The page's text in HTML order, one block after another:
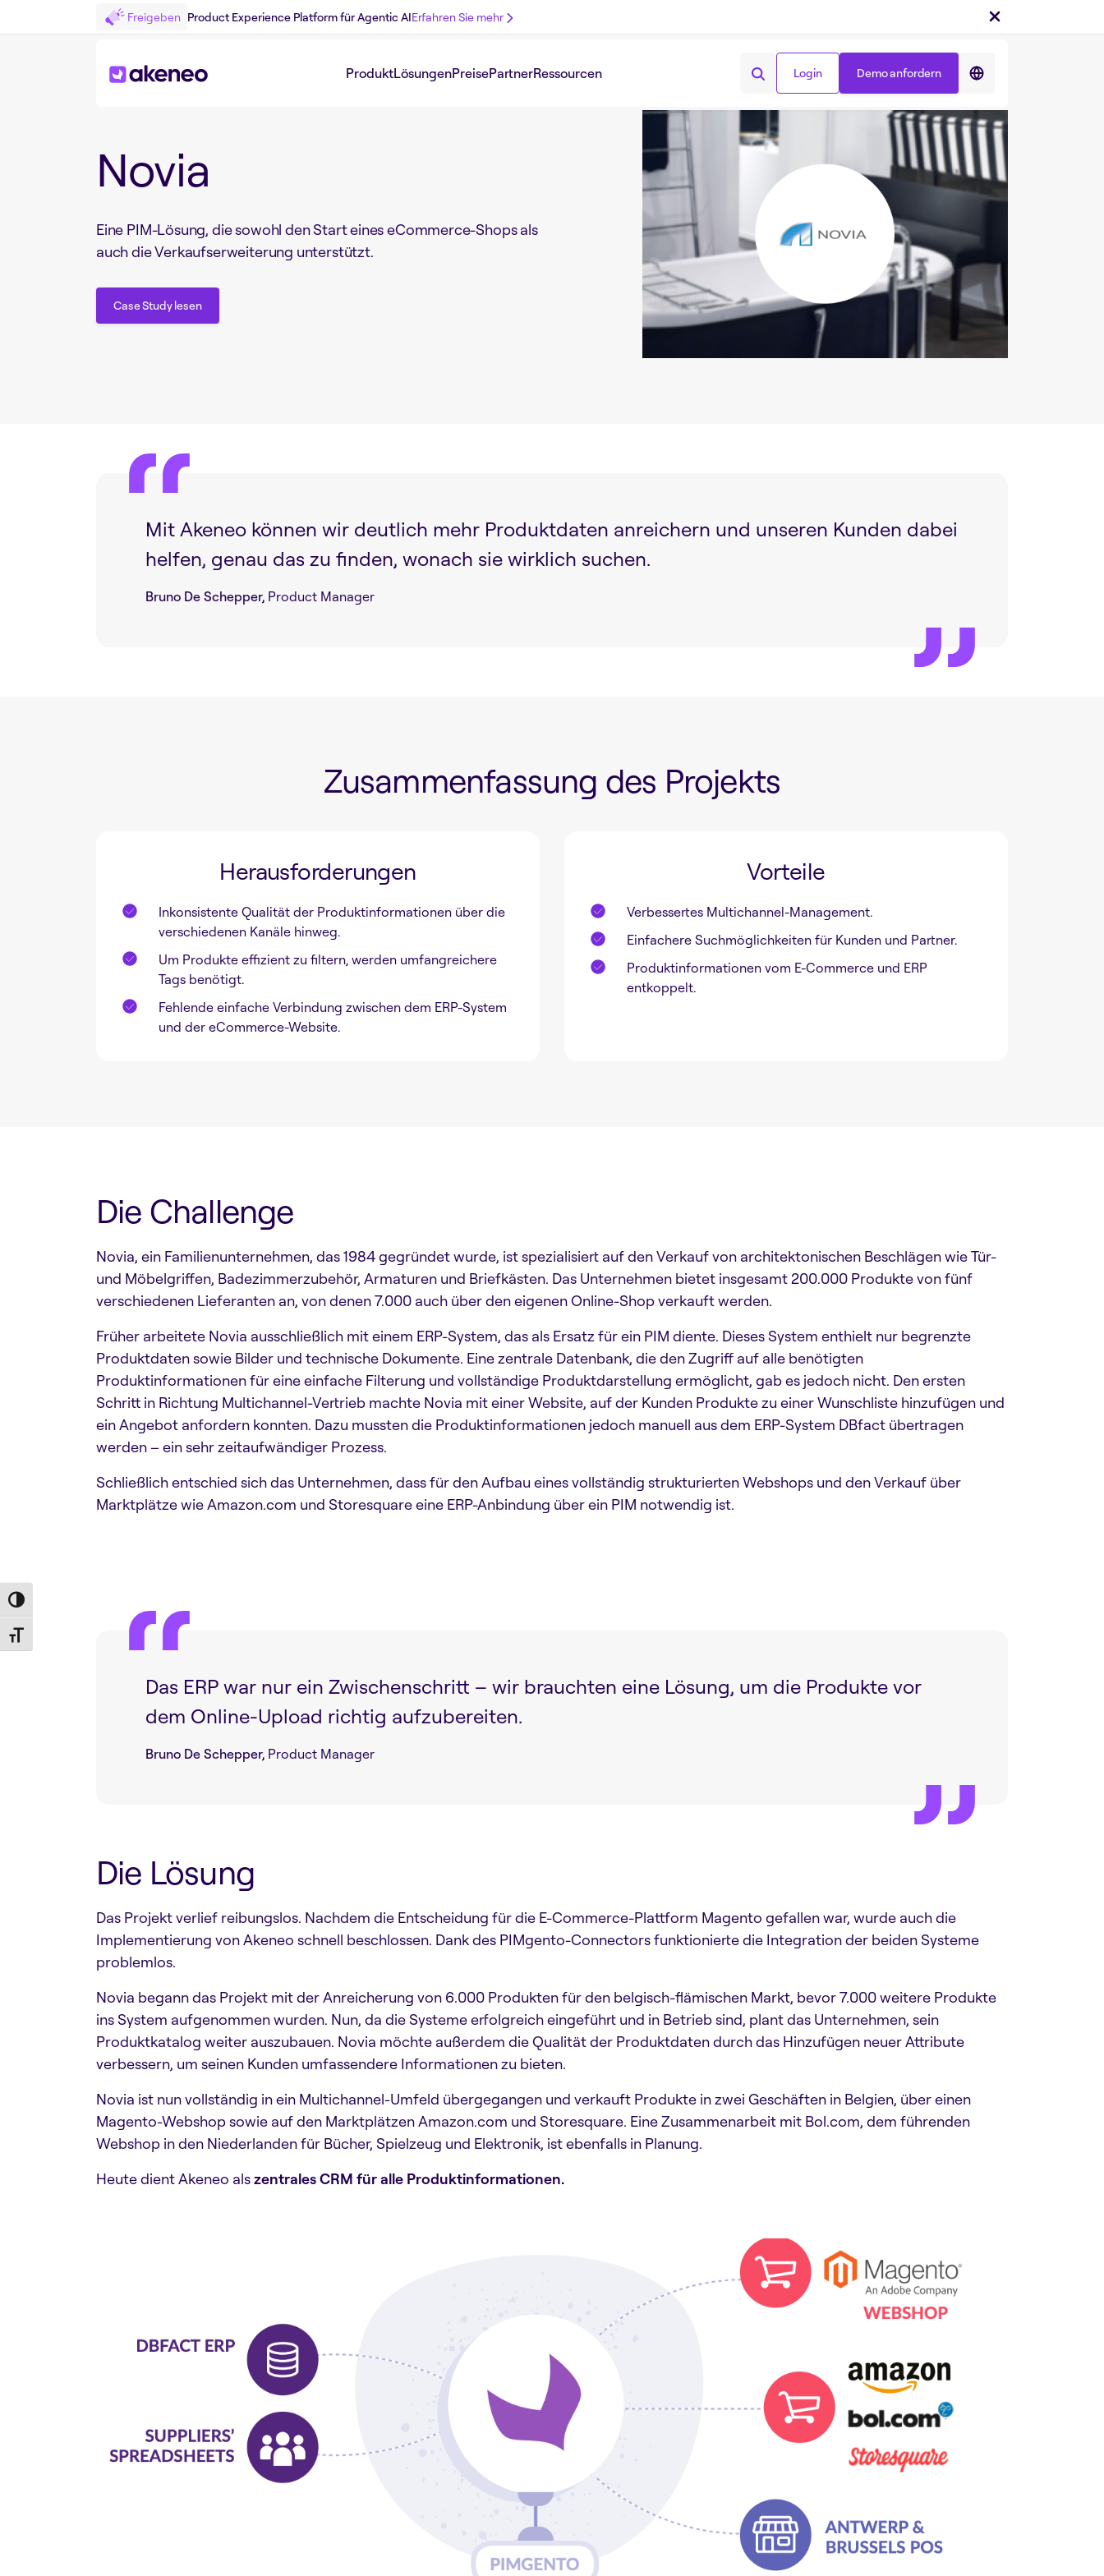
Toggle High Contrast
Toggle Font size
Freigeben Product Experience Platform für Agentic AIErfahren Sie mehr
ProduktLösungenPreisePartnerRessourcen Login
Login
Demo anfordern
Demo anfordern
Zurück zum Customer Story
Novia
Eine PIM-Lösung, die sowohl den Start eines eCommerce-Shops als
auch die Verkaufserweiterung unterstützt.
Case Study lesen
Mit Akeneo können wir deutlich mehr Produktdaten anreichern und unseren Kunden dabei
helfen, genau das zu finden, wonach sie wirklich suchen.
Bruno De Schepper, Product Manager
Zusammenfassung des Projekts
Herausforderungen
Inkonsistente Qualität der Produktinformationen über die
verschiedenen Kanäle hinweg.
Um Produkte effizient zu filtern, werden umfangreichere
Tags benötigt.
Fehlende einfache Verbindung zwischen dem ERP-System
und der eCommerce-Website.
Vorteile
Verbessertes Multichannel-Management.
Einfachere Suchmöglichkeiten für Kunden und Partner.
Produktinformationen vom E-Commerce und ERP
entkoppelt.
Die Challenge
Novia, ein Familienunternehmen, das 1984 gegründet wurde, ist spezialisiert auf den Verkauf von architektonischen Beschlägen wie Tür-
und Möbelgriffen, Badezimmerzubehör, Armaturen und Briefkästen. Das Unternehmen bietet insgesamt 200.000 Produkte von fünf
verschiedenen Lieferanten an, von denen 7.000 auch über den eigenen Online-Shop verkauft werden.
Früher arbeitete Novia ausschließlich mit einem ERP-System, das als Ersatz für ein PIM diente. Dieses System enthielt nur begrenzte
Produktdaten sowie Bilder und technische Dokumente. Eine zentrale Datenbank, die den Zugriff auf alle benötigten
Produktinformationen für eine einfache Filterung und vollständige Produktdarstellung ermöglicht, gab es jedoch nicht. Den ersten
Schritt in Richtung Multichannel-Vertrieb machte Novia mit einer Website, auf der Kunden Produkte zu einer Wunschliste hinzufügen und
ein Angebot anfordern konnten. Dazu mussten die Produktinformationen jedoch manuell aus dem ERP-System DBfact übertragen
werden – ein sehr zeitaufwändiger Prozess.
Schließlich entschied sich das Unternehmen, dass für den Aufbau eines vollständig strukturierten Webshops und den Verkauf über
Marktplätze wie Amazon.com und Storesquare eine ERP-Anbindung über ein PIM notwendig ist.
Das ERP war nur ein Zwischenschritt – wir brauchten eine Lösung, um die Produkte vor
dem Online-Upload richtig aufzubereiten.
Bruno De Schepper, Product Manager
Die Lösung
Das Projekt verlief reibungslos. Nachdem die Entscheidung für die E-Commerce-Plattform Magento gefallen war, wurde auch die
Implementierung von Akeneo schnell beschlossen. Dank des PIMgento-Connectors funktionierte die Integration der beiden Systeme
problemlos.
Novia begann das Projekt mit der Anreicherung von 6.000 Produkten für den belgisch-flämischen Markt, bevor 7.000 weitere Produkte
ins System aufgenommen wurden. Nun, da die Systeme erfolgreich eingeführt und in Betrieb sind, plant das Unternehmen, sein
Produktkatalog weiter auszubauen. Novia möchte außerdem die Qualität der Produktdaten durch das Hinzufügen neuer Attribute
verbessern, um seinen Kunden umfassendere Informationen zu bieten.
Novia ist nun vollständig in ein Multichannel-Umfeld übergegangen und verkauft Produkte in zwei Geschäften in Belgien, über einen
Magento-Webshop sowie auf den Marktplätzen Amazon.com und Storesquare. Eine Zusammenarbeit mit Bol.com, dem führenden
Webshop in den Niederlanden für Bücher, Spielzeug und Elektronik, ist ebenfalls in Planung.
Heute dient Akeneo alszentrales CRM für alle Produktinformationen.